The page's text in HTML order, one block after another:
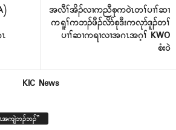
အလီၢ်အိၣ်လၢကညီစုက၀ဲၤတၢ်ပၢၢ်ဆၢ
ကရူၢ်ကဘၣ်ဖီၣ်လိာ်စုဒီးကလုာ်ဒူၣ်တၢ်
ပၢၢ်ဆၢကရၢလၢအဂၤအဂ့ၢ် KWO
စံး၀ဲ
KIC News
အကျဲဘၣ်ဘၣ်”